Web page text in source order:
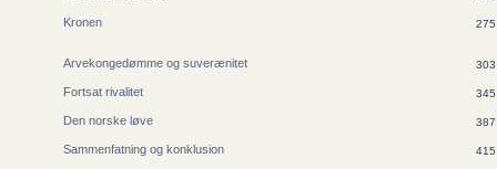
Kronen 275
Arvekongedømme og suverænitet 303
Fortsat rivalitet 345
Den norske løve 387
Sammenfatning og konklusion 415